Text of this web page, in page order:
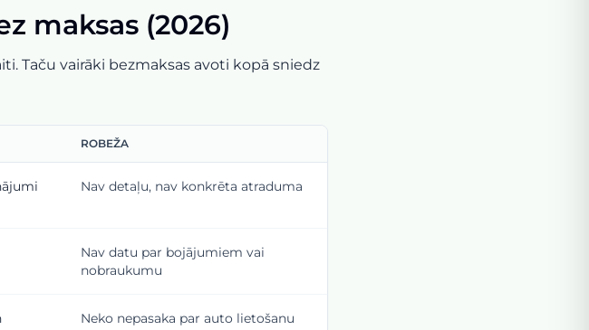
maksas (2026)
Taču vairāki bezmaksas avoti kopā sniedz
ROBEŽA
Nav detaļu, nav konkrēta atraduma
Nav datu par bojājumiem vai
nobraukumu
Neko nepasaka par auto lietošanu